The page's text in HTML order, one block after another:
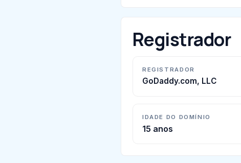
Registrador
REGISTRADOR
GoDaddy.com, LLC
IDADE DO DOMÍNIO
15 anos